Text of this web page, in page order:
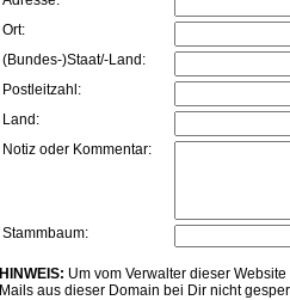
Ort:
(Bundes-)Staat/-Land:
Postleitzahl:
Land:
Notiz oder Kommentar:
Stammbaum:
HINWEIS: Um vom Verwalter dieser
Mails aus dieser Domain bei Dir nicht